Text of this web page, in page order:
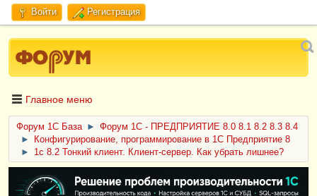
Войти Регистрация
Главное меню
Форум 1C База ►
Форум 1С - ПРЕДПРИЯТИЕ 8.0 8.1 8.2 8.3 8.4
►
Конфигурирование, программирование в 1С Предприятие 8
►
1с 8.2 Тонкий клиент. Клиент-сервер. Как убрать лишнее?